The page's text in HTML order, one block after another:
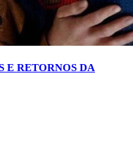
E RETORNOS DA